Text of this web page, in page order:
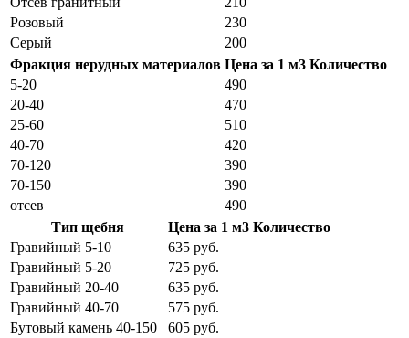
Розовый
230
Серый
200
Фракция нерудных материалов Цена за 1 м3 Количество
5-20
490
20-40
470
25-60
510
40-70
420
70-120
390
70-150
390
отсев
490
Тип щебня
Цена за 1 м3 Количество
Гравийный 5-10
635 руб.
Гравийный 5-20
725 руб.
Гравийный 20-40
635 руб.
Гравийный 40-70
575 руб.
Бутовый камень 40-150
605 руб.